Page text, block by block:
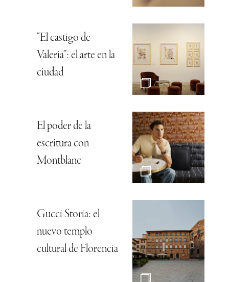
“El castigo de
Valeria”: el arte en la
ciudad
El poder de la
escritura con
Montblanc
Gucci Storia: el
nuevo templo
cultural de Florencia